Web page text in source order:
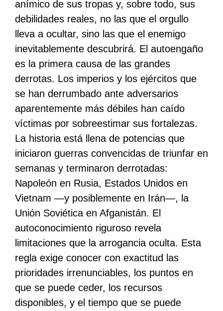
anímico de sus tropas y, sobre todo, sus
debilidades reales, no las que el orgullo
lleva a ocultar, sino las que el enemigo
inevitablemente descubrirá. El autoengaño
es la primera causa de las grandes
derrotas. Los imperios y los ejércitos que
se han derrumbado ante adversarios
aparentemente más débiles han caído
víctimas por sobreestimar sus fortalezas.
La historia está llena de potencias que
iniciaron guerras convencidas de triunfar en
semanas y terminaron derrotadas:
Napoleón en Rusia, Estados Unidos en
Vietnam ―y posiblemente en Irán―, la
Unión Soviética en Afganistán. El
autoconocimiento riguroso revela
limitaciones que la arrogancia oculta. Esta
regla exige conocer con exactitud las
prioridades irrenunciables, los puntos en
que se puede ceder, los recursos
disponibles, y el tiempo que se puede